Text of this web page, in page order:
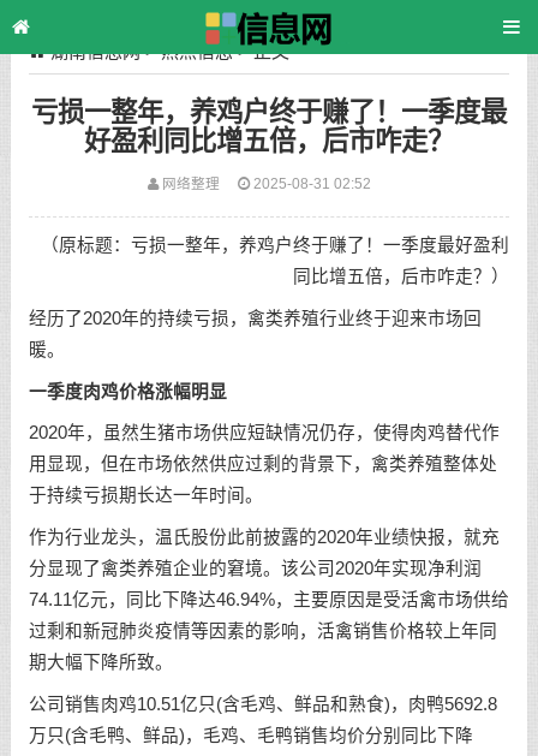
湖南信息网>热点信息> 正文
亏损一整年，养鸡户终于赚了！一季度最
好盈利同比增五倍，后市咋走？
网络整理 2025-08-31 02:52
（原标题：亏损一整年，养鸡户终于赚了！一季度最好盈利
同比增五倍，后市咋走？）
经历了2020年的持续亏损，禽类养殖行业终于迎来市场回
暖。
一季度肉鸡价格涨幅明显
2020年，虽然生猪市场供应短缺情况仍存，使得肉鸡替代作
用显现，但在市场依然供应过剩的背景下，禽类养殖整体处
于持续亏损期长达一年时间。
作为行业龙头，温氏股份此前披露的2020年业绩快报，就充
分显现了禽类养殖企业的窘境。该公司2020年实现净利润
74.11亿元，同比下降达46.94%，主要原因是受活禽市场供给
过剩和新冠肺炎疫情等因素的影响，活禽销售价格较上年同
期大幅下降所致。
公司销售肉鸡10.51亿只(含毛鸡、鲜品和熟食)，肉鸭5692.8
万只(含毛鸭、鲜品)，毛鸡、毛鸭销售均价分别同比下降